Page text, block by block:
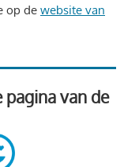
op de website van
pagina van de